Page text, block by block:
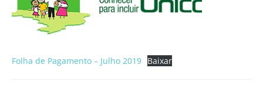
Folha de Pagamento – Julho 2019 Baixar